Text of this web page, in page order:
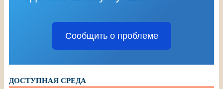
Сообщить о проблеме
ДОСТУПНАЯ СРЕДА